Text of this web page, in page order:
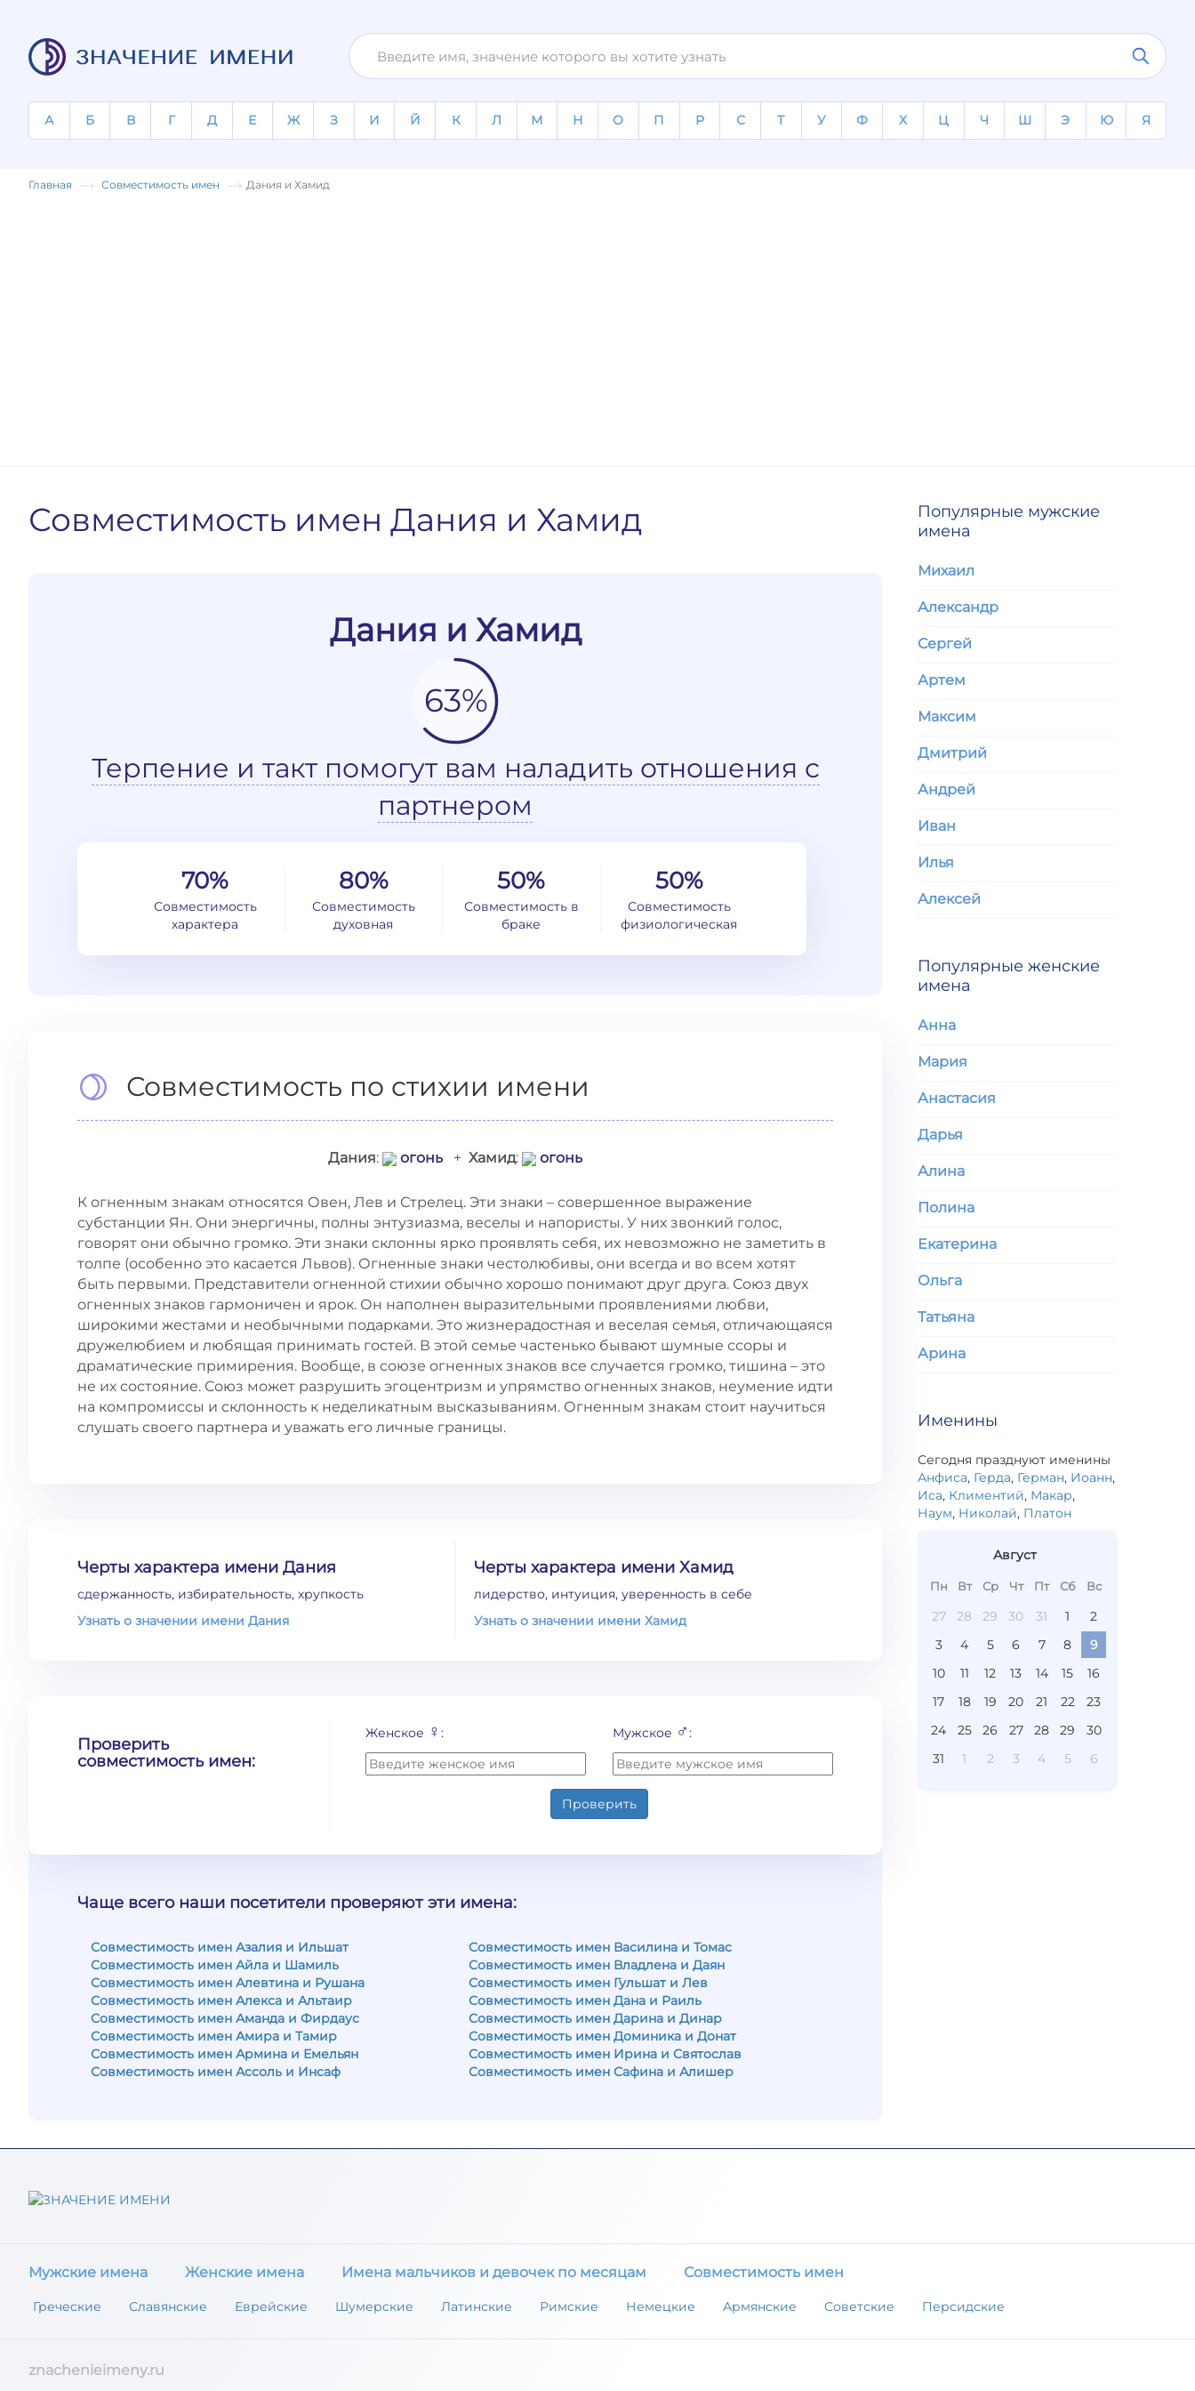
А Б В Г Д Е Ж З И Й К Л М Н О П Р С Т У Ф Х Ц Ч Ш Э Ю Я
Главная Совместимость имен Дания и Хамид
Совместимость имен Дания и Хамид
Дания и Хамид
63%
Терпение и такт помогут вам наладить отношения с
партнером
70%
Совместимость
характера
80%
Совместимость
духовная
50%
Совместимость в
браке
50%
Совместимость
физиологическая
Совместимость по стихии имени
Дания: огонь + Хамид: огонь
К огненным знакам относятся Овен, Лев и Стрелец. Эти знаки – совершенное выражение
субстанции Ян. Они энергичны, полны энтузиазма, веселы и напористы. У них звонкий голос,
говорят они обычно громко. Эти знаки склонны ярко проявлять себя, их невозможно не заметить в
толпе (особенно это касается Львов). Огненные знаки честолюбивы, они всегда и во всем хотят
быть первыми. Представители огненной стихии обычно хорошо понимают друг друга. Союз двух
огненных знаков гармоничен и ярок. Он наполнен выразительными проявлениями любви,
широкими жестами и необычными подарками. Это жизнерадостная и веселая семья, отличающаяся
дружелюбием и любящая принимать гостей. В этой семье частенько бывают шумные ссоры и
драматические примирения. Вообще, в союзе огненных знаков все случается громко, тишина – это
не их состояние. Союз может разрушить эгоцентризм и упрямство огненных знаков, неумение идти
на компромиссы и склонность к неделикатным высказываниям. Огненным знакам стоит научиться
слушать своего партнера и уважать его личные границы.
Черты характера имени Дания
сдержанность, избирательность, хрупкость
Узнать о значении имени Дания
Черты характера имени Хамид
лидерство, интуиция, уверенность в себе
Узнать о значении имени Хамид
Проверить
совместимость имен:
Женское ♀: Мужское ♂:
Проверить
Чаще всего наши посетители проверяют эти имена:
Совместимость имен Азалия и Ильшат
Совместимость имен Айла и Шамиль
Совместимость имен Алевтина и Рушана
Совместимость имен Алекса и Альтаир
Совместимость имен Аманда и Фирдаус
Совместимость имен Амира и Тамир
Совместимость имен Армина и Емельян
Совместимость имен Ассоль и Инсаф
Совместимость имен Василина и Томас
Совместимость имен Владлена и Даян
Совместимость имен Гульшат и Лев
Совместимость имен Дана и Раиль
Совместимость имен Дарина и Динар
Совместимость имен Доминика и Донат
Совместимость имен Ирина и Святослав
Совместимость имен Сафина и Алишер
Популярные мужские
имена
Михаил
Александр
Сергей
Артем
Максим
Дмитрий
Андрей
Иван
Илья
Алексей
Популярные женские
имена
Анна
Мария
Анастасия
Дарья
Алина
Полина
Екатерина
Ольга
Татьяна
Арина
Именины
Сегодня празднуют именины
Анфиса, Герда, Герман, Иоанн,
Иса, Климентий, Макар,
Наум, Николай, Платон
Август
Пн Вт Ср Чт Пт Сб Вс
27 28 29 30 31 1
2
3
4 5 6 7 8
9
10
11 12 13 14 15
16
17
18 19 20 21 22
23
24
25 26 27 28 29
30
31
1 2 3 4 5 6
Мужские имена Женские имена Имена мальчиков и девочек по месяцам Совместимость имен
Греческие Славянские Еврейские Шумерские Латинские Римские Немецкие Армянские Советские Персидские
znachenieimeny.ru